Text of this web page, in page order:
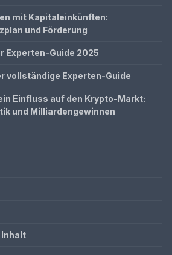
mit Kapitaleinkünften:
und Förderung
Experten-Guide 2025
vollständige Experten-Guide
Einfluss auf den Krypto-Markt:
und Milliardengewinnen